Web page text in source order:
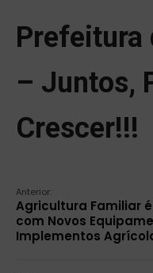
Prefeitura
– Juntos,
Crescer!!!
Anterior:
Agricultura Familiar
com Novos
Implementos